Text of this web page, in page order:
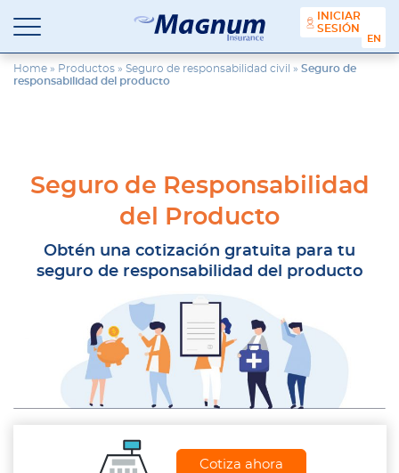
contenido
Seguros
Magnum
Agencia
de
INICIAR
SESIÓN
Home » Productos » Seguro de responsabilidad civil » Seguro de
responsabilidad del producto
Seguro de Responsabilidad
del Producto
Obtén una cotización gratuita para tu
seguro de responsabilidad del producto
Cotiza ahora